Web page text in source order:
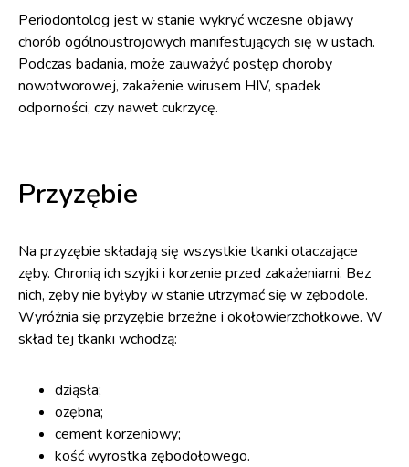
Periodontolog jest w stanie wykryć wczesne objawy
chorób ogólnoustrojowych manifestujących się w ustach.
Podczas badania, może zauważyć postęp choroby
nowotworowej, zakażenie wirusem HIV, spadek
odporności, czy nawet cukrzycę.
Przyzębie
Na przyzębie składają się wszystkie tkanki otaczające
zęby. Chronią ich szyjki i korzenie przed zakażeniami. Bez
nich, zęby nie byłyby w stanie utrzymać się w zębodole.
Wyróżnia się przyzębie brzeżne i okołowierzchołkowe. W
skład tej tkanki wchodzą:
dziąsła;
ozębna;
cement korzeniowy;
kość wyrostka zębodołowego.